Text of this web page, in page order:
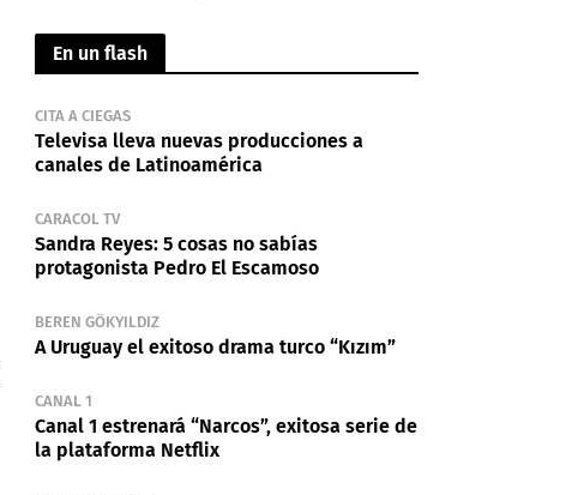
En un flash
CITA A CIEGAS
Televisa lleva nuevas producciones a
canales de Latinoamérica
CARACOL TV
Sandra Reyes: 5 cosas no sabías
protagonista Pedro El Escamoso
BEREN GÖKYILDIZ
A Uruguay el exitoso drama turco “Kızım”
CANAL 1
Canal 1 estrenará “Narcos”, exitosa serie de
la plataforma Netflix